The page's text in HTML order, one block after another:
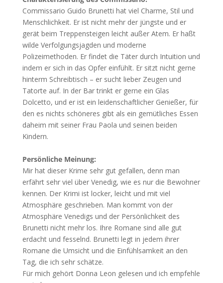
Commissario Guido Brunetti hat viel Charme, Stil und
Menschlichkeit. Er ist nicht mehr der jüngste und er
gerät beim Treppensteigen leicht außer Atem. Er haßt
wilde Verfolgungsjagden und moderne
Polizeimethoden. Er findet die Täter durch Intuition und
indem er sich in das Opfer einfühlt. Er sitzt nicht gerne
hinterm Schreibtisch – er sucht lieber Zeugen und
Tatorte auf. In der Bar trinkt er gerne ein Glas
Dolcetto, und er ist ein leidenschaftlicher Genießer, für
den es nichts schöneres gibt als ein gemütliches Essen
daheim mit seiner Frau Paola und seinen beiden
Kindern.
Persönliche Meinung:
Mir hat dieser Krime sehr gut gefallen, denn man
erfährt sehr viel über Venedig, wie es nur die Bewohner
kennen. Der Krimi ist locker, leicht und mit viel
Atmosphäre geschrieben. Man kommt von der
Atmosphäre Venedigs und der Persönlichkeit des
Brunetti nicht mehr los. Ihre Romane sind alle gut
erdacht und fesselnd. Brunetti legt in jedem ihrer
Romane die Umsicht und die Einfühlsamkeit an den
Tag, die ich sehr schätze.
Für mich gehört Donna Leon gelesen und ich empfehle